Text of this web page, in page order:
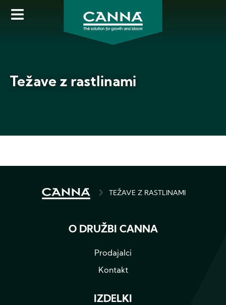
Skip
Težave z rastlinami
BREADCRUMBTEŽAVE Z RASTLINAMI
O DRUŽBI CANNA
Prodajalci
Kontakt
IZDELKI